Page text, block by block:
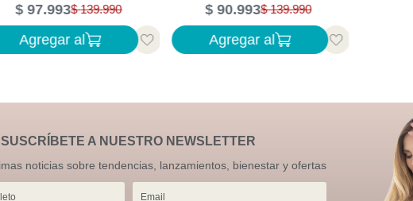
$ 139.990
$ 97.993
Agregar al
$ 139.990
$ 90.993
Agregar al
SUSCRÍBETE A NUESTRO NEWSLETTER
noticias sobre tendencias, lanzamientos, bienestar y ofertas